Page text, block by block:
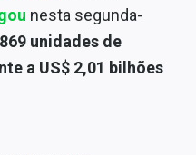
nesta segunda-
unidades de
a US$ 2,01 bilhões